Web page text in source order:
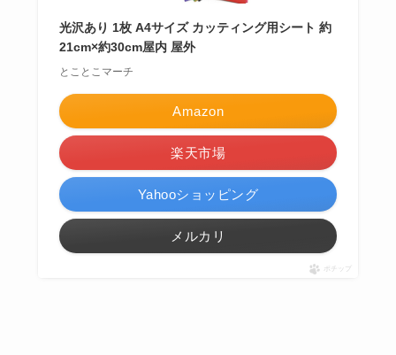
光沢あり 1枚 A4サイズ カッティング用シート 約
21cm×約30cm屋内 屋外
とことこマーチ
Amazon
楽天市場
Yahooショッピング
メルカリ
ポチップ